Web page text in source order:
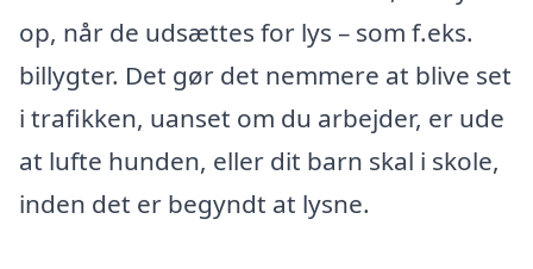
op, når de udsættes for lys – som f.eks.
billygter. Det gør det nemmere at blive set
i trafikken, uanset om du arbejder, er ude
at lufte hunden, eller dit barn skal i skole,
inden det er begyndt at lysne.